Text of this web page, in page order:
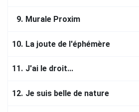
9. Murale Proxim
10. La joute de l'éphémère
11. J'ai le droit...
12. Je suis belle de nature